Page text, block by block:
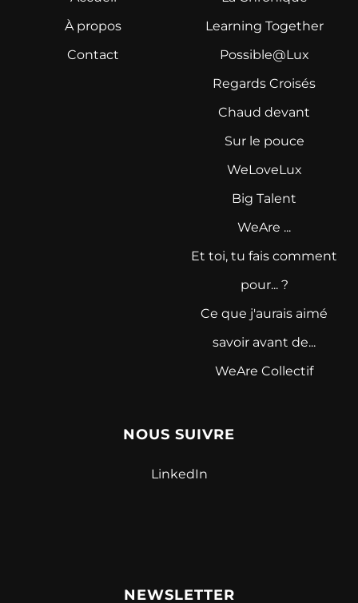
À propos
Contact
Learning Together
Possible@Lux
Regards Croisés
Chaud devant
Sur le pouce
WeLoveLux
Big Talent
WeAre ...
Et toi, tu fais comment
pour... ?
Ce que j'aurais aimé
savoir avant de...
WeAre Collectif
NOUS SUIVRE
LinkedIn
NEWSLETTER